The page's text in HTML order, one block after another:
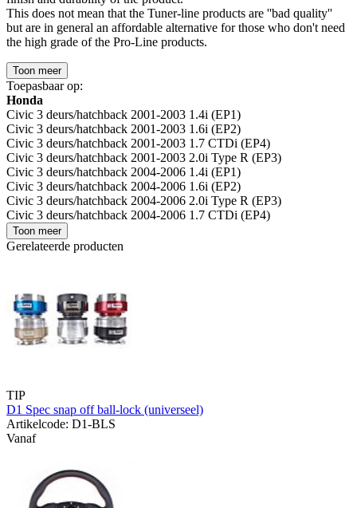
This does not mean that the Tuner-line products are ''bad quality''
but are in general an affordable alternative for those who don't need
the high grade of the Pro-Line products.
Toon meer
Toepasbaar op:
Honda
Civic 3 deurs/hatchback 2001-2003 1.4i (EP1)
Civic 3 deurs/hatchback 2001-2003 1.6i (EP2)
Civic 3 deurs/hatchback 2001-2003 1.7 CTDi (EP4)
Civic 3 deurs/hatchback 2001-2003 2.0i Type R (EP3)
Civic 3 deurs/hatchback 2004-2006 1.4i (EP1)
Civic 3 deurs/hatchback 2004-2006 1.6i (EP2)
Civic 3 deurs/hatchback 2004-2006 2.0i Type R (EP3)
Civic 3 deurs/hatchback 2004-2006 1.7 CTDi (EP4)
Toon meer
Gerelateerde producten
TIP
D1 Spec snap off ball-lock (universeel)
Artikelcode: D1-BLS
Vanaf